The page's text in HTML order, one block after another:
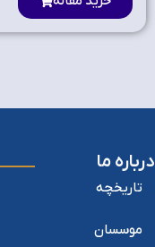
درباره ما
تاریخچه
موسسان